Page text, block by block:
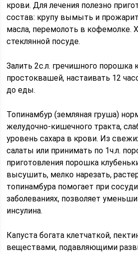
крови. Для лечения полезно
состав: крупу вымыть и
масла, перемолоть в кофемолке.
стеклянной посуде.
Залить 2с.л. гречишного порошка
простоквашей, настаивать 12
до еды.
Топинамбур (земляная груша)
желудочно-кишечного тракта,
уровень сахара в крови. Из
салаты или принимать по 1ч.л.
приготовления порошка
высушить, мелко нарезать,
топинамбура помогает при
заболеваниях, позволяет
инсулина.
Капуста богата клетчаткой,
веществами, подавляющими